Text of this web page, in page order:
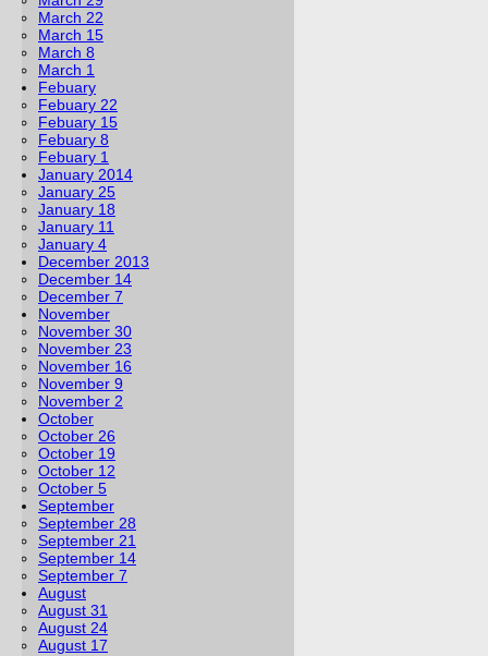
March 22
March 15
March 8
March 1
Febuary
Febuary 22
Febuary 15
Febuary 8
Febuary 1
January 2014
January 25
January 18
January 11
January 4
December 2013
December 14
December 7
November
November 30
November 23
November 16
November 9
November 2
October
October 26
October 19
October 12
October 5
September
September 28
September 21
September 14
September 7
August
August 31
August 24
August 17